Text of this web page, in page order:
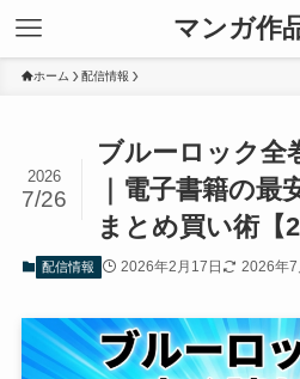
マンガ作
ホーム 配信情報
ブルーロック全
｜電子書籍の最
まとめ買い術【
2026
7/26
配信情報 2026年2月17日 2026年7